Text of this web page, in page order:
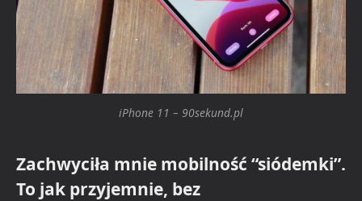
iPhone 11 – 90sekund.pl
Zachwyciła mnie mobilność “siódemki”.
To jak przyjemnie, bez